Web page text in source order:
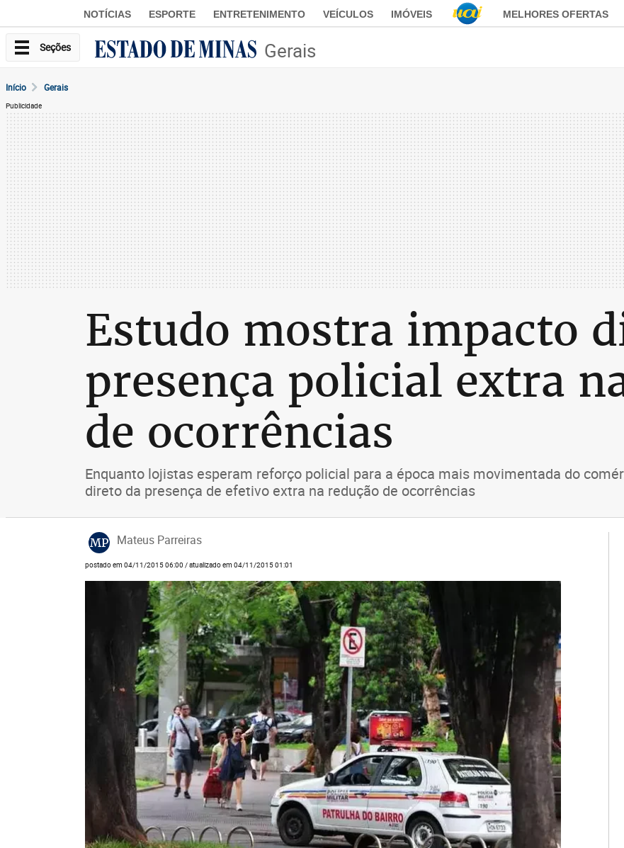
NOTÍCIAS ESPORTE ENTRETENIMENTO VEÍCULOS IMÓVEIS MELHORES OFERTAS
Seções Gerais
Início Gerais
Publicidade
Estudo mostra impacto
presença policial extra
de ocorrências
Enquanto lojistas esperam reforço policial para a época mais movimentada do
direto da presença de efetivo extra na redução de ocorrências
MP Mateus Parreiras
postado em 04/11/2015 06:00 / atualizado em 04/11/2015 01:01